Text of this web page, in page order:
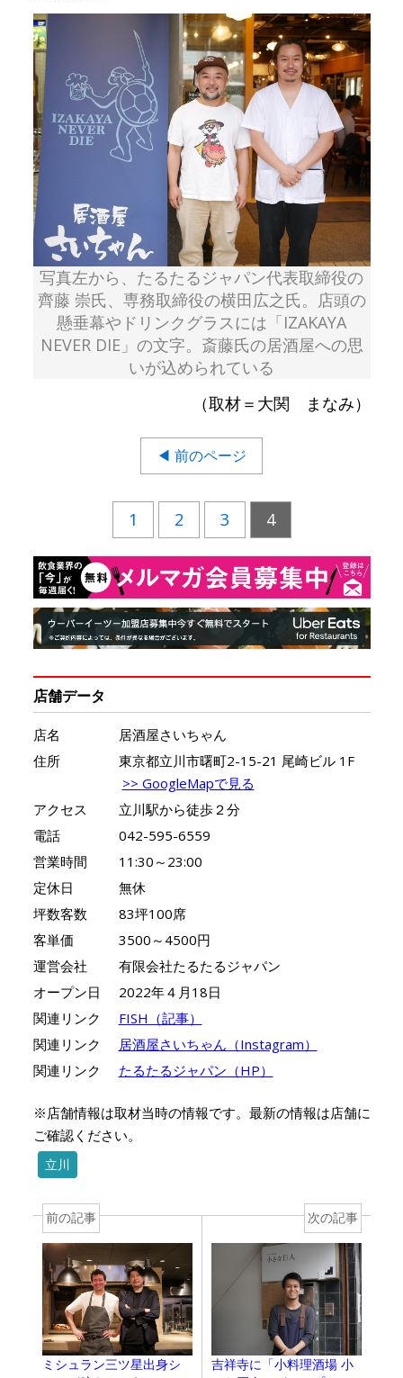
写真左から、たるたるジャパン代表取締役の
齊藤 崇氏、専務取締役の横田広之氏。店頭の
懸垂幕やドリンクグラスには「IZAKAYA
NEVER DIE」の文字。斎藤氏の居酒屋への思
いが込められている
（取材＝大関 まなみ）
◀ 前のページ
1 2 3 4
店舗データ
店名
居酒屋さいちゃん
住所
東京都立川市曙町2-15-21 尾崎ビル 1F
>> GoogleMapで見る
アクセス
立川駅から徒歩２分
電話
042-595-6559
営業時間
11:30～23:00
定休日
無休
坪数客数
83坪100席
客単価
3500～4500円
運営会社
有限会社たるたるジャパン
オープン日
2022年４月18日
関連リンク
FISH（記事）
関連リンク
居酒屋さいちゃん（Instagram）
関連リンク
たるたるジャパン（HP）
※店舗情報は取材当時の情報です。最新の情報は店舗に
ご確認ください。
立川
前の記事
ミシュラン三ツ星出身シ
次の記事
吉祥寺に「小料理酒場 小